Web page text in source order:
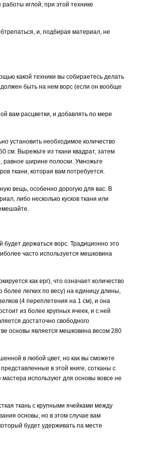
иглой; при этой технике
и, подбирая материал, не
какой техники вы собираетесь делать
должен быть на нем ворс (если он вообще
вам расцветки, и добавлять по мере
установить необходимое количество
см. Вырежьте из ткани квадрат, затем
равное ширине полоски. Умножьте
ткани, которая вам потребуется.
вещь, особенно дорогую для вас. В
либо несколько кусков ткани или
держаться ворс. Традиционно это
часто используется мешковина
как ерг), что означает количество
легких по весу) на единицу длины,
(4 переплетения на 1 см), и она
из более крупных ячеек, и с ней
достаточно свободного
основы является мешковина весом 280
в любой цвет, но как вы сможете
в этой книге, сотканы с
используют для основы вовсе не
ткань с крупными ячейками между
основы, но в этом случае вам
будет удерживать па месте